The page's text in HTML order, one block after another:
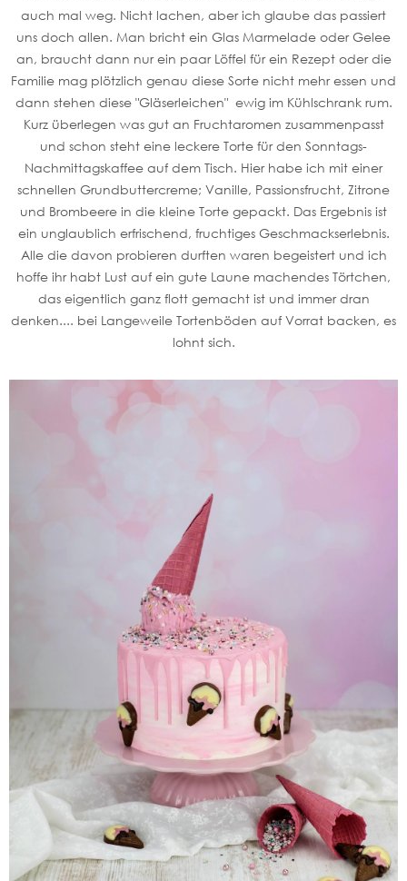
auch mal weg. Nicht lachen, aber ich glaube das passiert
uns doch allen. Man bricht ein Glas Marmelade oder Gelee
an, braucht dann nur ein paar Löffel für ein Rezept oder die
Familie mag plötzlich genau diese Sorte nicht mehr essen und
dann stehen diese "Gläserleichen" ewig im Kühlschrank rum.
Kurz überlegen was gut an Fruchtaromen zusammenpasst
und schon steht eine leckere Torte für den Sonntags-
Nachmittagskaffee auf dem Tisch. Hier habe ich mit einer
schnellen Grundbuttercreme; Vanille, Passionsfrucht, Zitrone
und Brombeere in die kleine Torte gepackt. Das Ergebnis ist
ein unglaublich erfrischend, fruchtiges Geschmackserlebnis.
Alle die davon probieren durften waren begeistert und ich
hoffe ihr habt Lust auf ein gute Laune machendes Törtchen,
das eigentlich ganz flott gemacht ist und immer dran
denken.... bei Langeweile Tortenböden auf Vorrat backen, es
lohnt sich.